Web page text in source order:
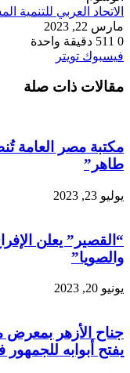
الاتحاد العربي للتنمية
مارس 22, 2023
0
دقيقة واحدة
فيسبوك تويتر
البريد
مقالات ذات صلة
مكتبة مصر العامة
طاهر”
يوليو 23, 2023
والصويا”
يونيو 20, 2023
جناح الأزهر بمعرض
يفتح أبوابه للجمهور